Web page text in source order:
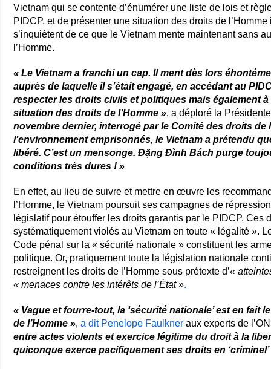
Vietnam qui se contente d’énumérer une liste de lois et
PIDCP, et de présenter une situation des droits de
s’inquiètent de ce que le Vietnam mente maintenant sans
l’Homme.
« Le Vietnam a franchi un cap. Il ment dès lors
auprès de laquelle il s’était engagé, en accédant au
respecter les droits civils et politiques mais également
situation des droits de l’Homme », a déploré la
novembre dernier, interrogé par le Comité des droits de
l’environnement emprisonnés, le Vietnam a prétendu
libéré. C’est un mensonge. Đặng Đình Bách purge
conditions très dures ! »
En effet, au lieu de suivre et mettre en œuvre les
l’Homme, le Vietnam poursuit ses campagnes de
législatif pour étouffer les droits garantis par le PIDCP. Ces
systématiquement violés au Vietnam en toute « légalité ».
Code pénal sur la « sécurité nationale » constituent les
politique. Or, pratiquement toute la législation nationale
restreignent les droits de l’Homme sous prétexte d’«
« menaces contre les intérêts de l’État ».
« Vague et fourre-tout, la ‘sécurité nationale’ est en fait
de l’Homme »,a dit Penelope Faulkner aux experts de
entre actes violents et exercice légitime du droit à la
quiconque exerce pacifiquement ses droits en ‘criminel’